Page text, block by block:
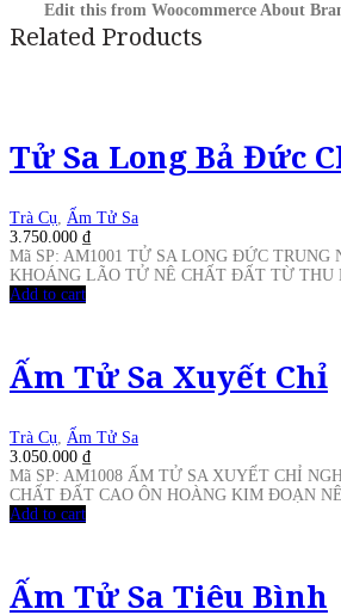
Edit this from Woocommerce About
Related Products
Tử Sa Long Bả Đức
Trà Cụ
Ấm Tử Sa
3.750.000 ₫
Mã SP: AM1001 TỬ SA LONG ĐỨC TRUNG
KHOÁNG LÃO TỬ NÊ CHẤT ĐẤT TỪ THU
Add to cart
Ấm Tử Sa Xuyết Chỉ
Trà Cụ
Ấm Tử Sa
3.050.000 ₫
Mã SP: AM1008 ẤM TỬ SA XUYẾT CHỈ
CHẤT ĐẤT CAO ÔN HOÀNG KIM ĐOẠN
Add to cart
Ấm Tử Sa Tiêu Bình